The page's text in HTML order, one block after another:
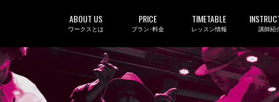
ABOUT US
ワークスとは
PRICE
プラン･料金
TIMETABLE
レッスン情報 講師紹